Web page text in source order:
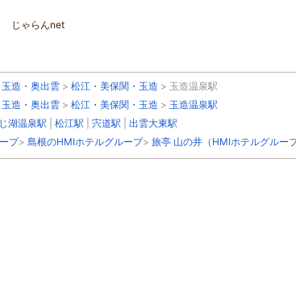
じゃらんnet
造・奥出雲 > 松江・美保関・玉造 > 玉造温泉駅
造・奥出雲 > 松江・美保関・玉造 > 玉造温泉駅
湖温泉駅 松江駅 宍道駅
出雲大東駅
プ> 島根のHMIホテルグループ> 旅亭 山の井（HMIホテルグループ